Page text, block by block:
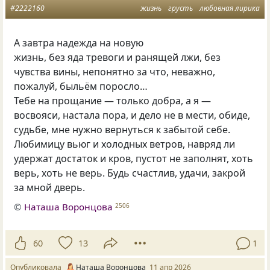
жизнь грусть любовная лирика
#2222160
А завтра надежда на новую
жизнь, без яда тревоги и ранящей лжи, без
чувства вины, непонятно за что, неважно,
пожалуй, быльём поросло…
Тебе на прощание — только добра, а я —
восвояси, настала пора, и дело не в мести, обиде,
судьбе, мне нужно вернуться к забытой себе.
Любимицу вьюг и холодных ветров, навряд ли
удержат достаток и кров, пустот не заполнят, хоть
верь, хоть не верь. Будь счастлив, удачи, закрой
за мной дверь.
© Наташа Воронцова 2506
60 13 1
Опубликовала Наташа Воронцова 11 апр 2026